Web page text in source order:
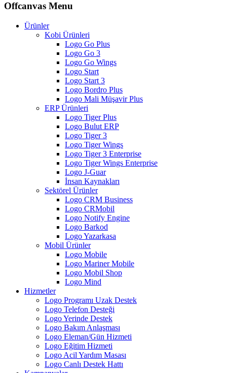
Offcanvas Menu
Ürünler
Kobi Ürünleri
Logo Go Plus
Logo Go 3
Logo Go Wings
Logo Start
Logo Start 3
Logo Bordro Plus
Logo Mali Müşavir Plus
ERP Ürünleri
Logo Tiger Plus
Logo Bulut ERP
Logo Tiger 3
Logo Tiger Wings
Logo Tiger 3 Enterprise
Logo Tiger Wings Enterprise
Logo J-Guar
İnsan Kaynakları
Sektörel Ürünler
Logo CRM Business
Logo CRMobil
Logo Notify Engine
Logo Barkod
Logo Yazarkasa
Mobil Ürünler
Logo Mobile
Logo Mariner Mobile
Logo Mobil Shop
Logo Mind
Hizmetler
Logo Programı Uzak Destek
Logo Telefon Desteği
Logo Yerinde Destek
Logo Bakım Anlaşması
Logo Eleman/Gün Hizmeti
Logo Eğitim Hizmeti
Logo Acil Yardım Masası
Logo Canlı Destek Hattı